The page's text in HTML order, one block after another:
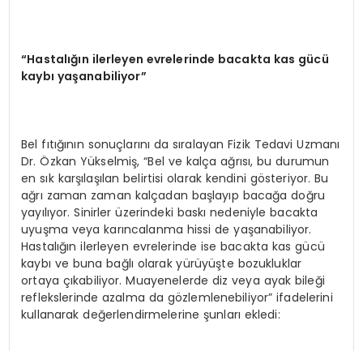
“Hastalığın ilerleyen evrelerinde bacakta kas gücü
kaybı yaşanabiliyor”
Bel fıtığının sonuçlarını da sıralayan Fizik Tedavi Uzmanı
Dr. Özkan Yükselmiş, “Bel ve kalça ağrısı, bu durumun
en sık karşılaşılan belirtisi olarak kendini gösteriyor. Bu
ağrı zaman zaman kalçadan başlayıp bacağa doğru
yayılıyor. Sinirler üzerindeki baskı nedeniyle bacakta
uyuşma veya karıncalanma hissi de yaşanabiliyor.
Hastalığın ilerleyen evrelerinde ise bacakta kas gücü
kaybı ve buna bağlı olarak yürüyüşte bozukluklar
ortaya çıkabiliyor. Muayenelerde diz veya ayak bileği
reflekslerinde azalma da gözlemlenebiliyor” ifadelerini
kullanarak değerlendirmelerine şunları ekledi: